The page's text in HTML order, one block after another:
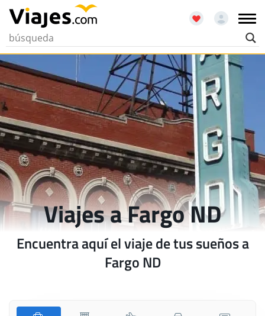
Viajes a Fargo ND
Encuentra aquí el viaje de tus sueños a
Fargo ND